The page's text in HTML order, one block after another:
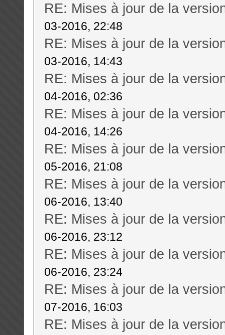
RE: Mises à jour de la
03-2016, 22:48
RE: Mises à jour de la
03-2016, 14:43
RE: Mises à jour de la
04-2016, 02:36
RE: Mises à jour de la
04-2016, 14:26
RE: Mises à jour de la
05-2016, 21:08
RE: Mises à jour de la
06-2016, 13:40
RE: Mises à jour de la
06-2016, 23:12
RE: Mises à jour de la
06-2016, 23:24
RE: Mises à jour de la
07-2016, 16:03
RE: Mises à jour de la